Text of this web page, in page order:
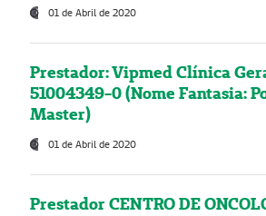
01 de Abril de 2020
Prestador: Vipmed Clínica
51004349-0 (Nome Fantasia:
Master)
01 de Abril de 2020
Prestador CENTRO DE